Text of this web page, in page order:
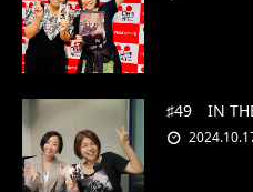
♯49 IN